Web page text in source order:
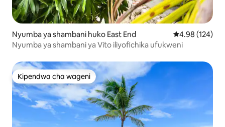
Nyumba ya shambani huko East End Ukadiriaji wa
4.98 (124)
Nyumba ya shambani ya Vito iliyofichika ufukweni
Kipendwa cha wageni
Kipendwa cha wageni